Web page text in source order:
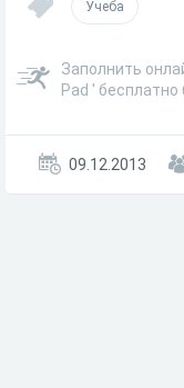
Учеба
Заполнить
Pad '
09.12.2013